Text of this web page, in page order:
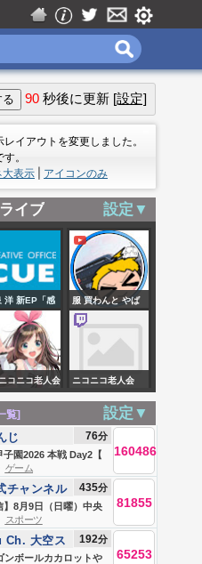
90 秒後に更新 [設定]
イアウトを変更しました。
。
大表示 アイコンのみ
イブ 設定▼
洋 新EP「感
かございませ
発売直前緊急
信
服 買わんと やば
ニコニコ老人会
】本番最終
！！加藤純一
絶対優勝す
おお！！！
ズナアイ / うん
ゃん / お布団ち
/ 恭ちゃん 】
ニコニコ老人会
RUST優勝会場最終
覧] 設定▼
子園2026 本戦 Day2【
】
じ 76分
160486
ゲーム
】8月9日（日曜）中央
中継（新潟・中京・札
チャンネル 435分
81855
スポーツ
ンボールカカロットや
Ch. 大空ス
192分
65253